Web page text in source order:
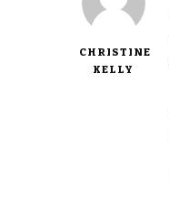
CHRISTINE
KELLY